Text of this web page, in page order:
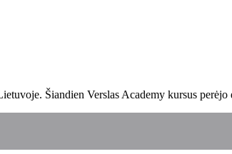
Šiandien Verslas Academy kursus